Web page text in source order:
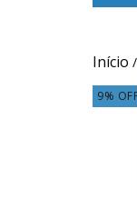
Início /
9%